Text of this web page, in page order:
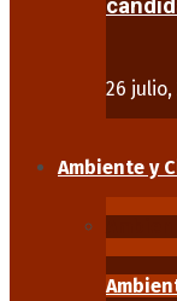
26 julio,
Ambiente y